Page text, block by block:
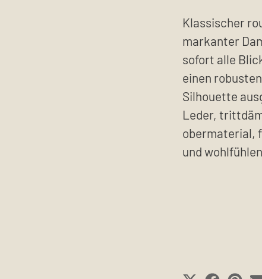
Klassischer
markanter
sofort alle
einen
Silhouette
Leder,
obermaterial,
und